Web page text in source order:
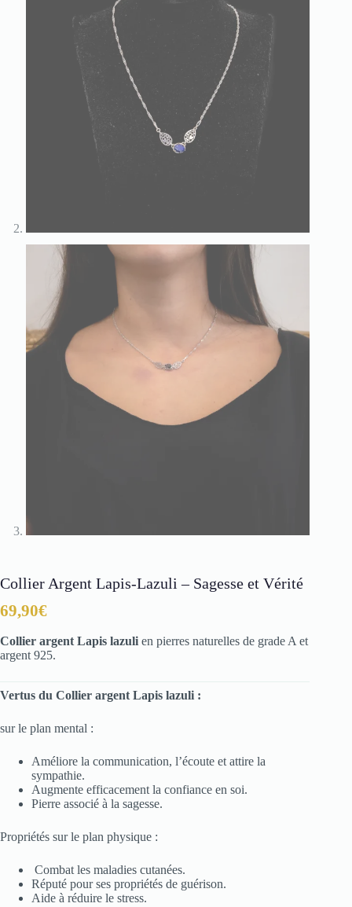
Collier Argent Lapis-Lazuli – Sagesse et Vérité
69,90€
Collier argent Lapis lazuli en pierres naturelles de grade A et
argent 925.
Vertus du Collier argent Lapis lazuli :
sur le plan mental :
Améliore la communication, l’écoute et attire la
sympathie.
Augmente efficacement la confiance en soi.
Pierre associé à la sagesse.
Propriétés sur le plan physique :
Combat les maladies cutanées.
Réputé pour ses propriétés de guérison.
Aide à réduire le stress.